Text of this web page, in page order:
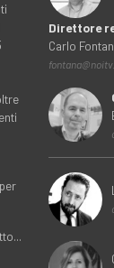
Direttore
Carlo